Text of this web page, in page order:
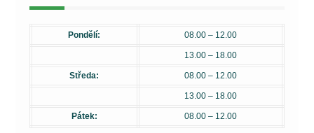
Pondělí: 08.00 – 12.00
13.00 – 18.00
Středa: 08.00 – 12.00
13.00 – 18.00
Pátek: 08.00 – 12.00